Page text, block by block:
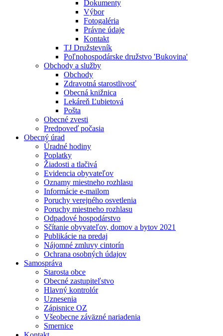
Dokumenty
Výbor
Fotogaléria
Právne údaje
Kontakt
TJ Družstevník
Poľnohospodárske družstvo 'Bukovina'
Obchody a služby
Obchody
Zdravotná starostlivosť
Obecná knižnica
Lekáreň Ľubietová
Pošta
Obecné zvesti
Predpoveď počasia
Obecný úrad
Úradné hodiny
Poplatky
Žiadosti a tlačivá
Evidencia obyvateľov
Oznamy miestneho rozhlasu
Informácie e-mailom
Poruchy verejného osvetlenia
Poruchy miestneho rozhlasu
Odpadové hospodárstvo
Sčítanie obyvateľov, domov a bytov 2021
Publikácie na predaj
Nájomné zmluvy cintorín
Ochrana osobných údajov
Samospráva
Starosta obce
Obecné zastupiteľstvo
Hlavný kontrolór
Uznesenia
Zápisnice OZ
Všeobecne záväzné nariadenia
Smernice